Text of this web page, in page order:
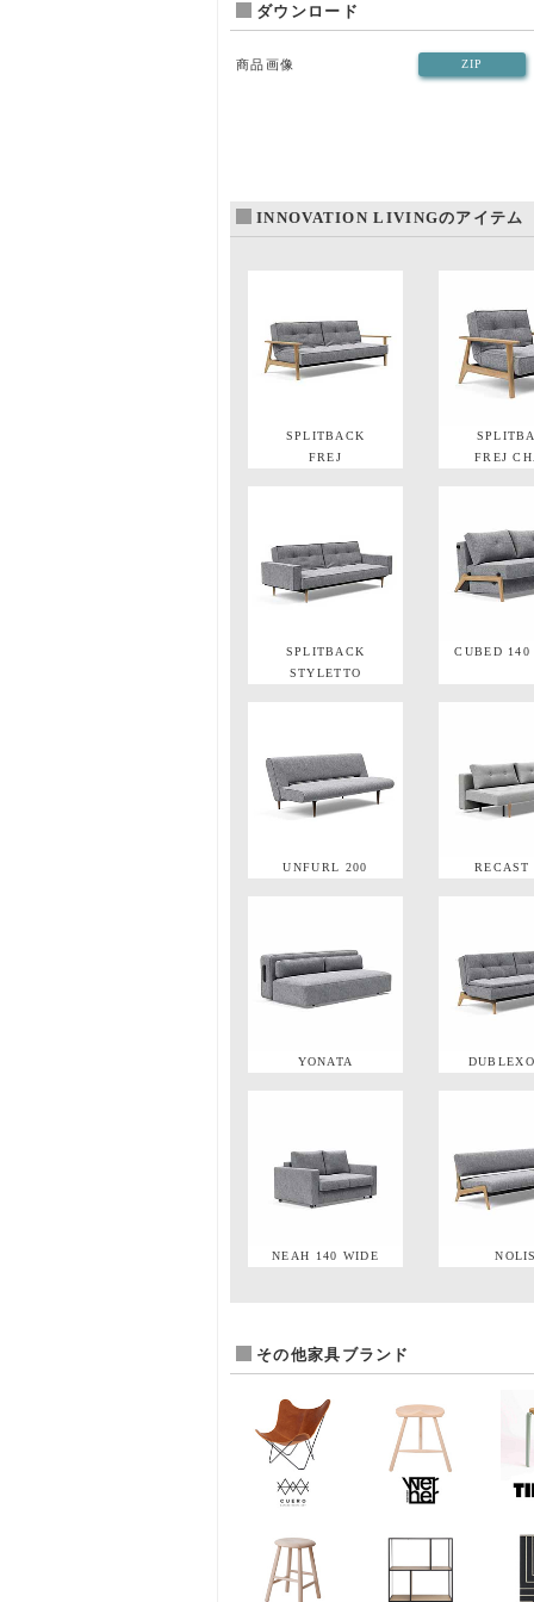
ダウンロード
商品画像 ZIP
INNOVATION LIVINGのアイテム
SPLITBACK
FREJ
FREJ
SPLITBACK
STYLETTO
CUBED 140
UNFURL 200 RECAST
YONATA
NEAH 140 WIDE
その他家具ブランド